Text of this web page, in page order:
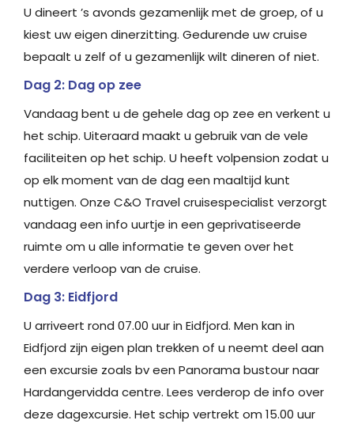
U dineert ’s avonds gezamenlijk met de groep, of u
kiest uw eigen dinerzitting. Gedurende uw cruise
bepaalt u zelf of u gezamenlijk wilt dineren of niet.
Dag 2: Dag op zee
Vandaag bent u de gehele dag op zee en verkent u
het schip. Uiteraard maakt u gebruik van de vele
faciliteiten op het schip. U heeft volpension zodat u
op elk moment van de dag een maaltijd kunt
nuttigen. Onze C&O Travel cruisespecialist verzorgt
vandaag een info uurtje in een geprivatiseerde
ruimte om u alle informatie te geven over het
verdere verloop van de cruise.
Dag 3: Eidfjord
U arriveert rond 07.00 uur in Eidfjord. Men kan in
Eidfjord zijn eigen plan trekken of u neemt deel aan
een excursie zoals bv een Panorama bustour naar
Hardangervidda centre. Lees verderop de info over
deze dagexcursie. Het schip vertrekt om 15.00 uur